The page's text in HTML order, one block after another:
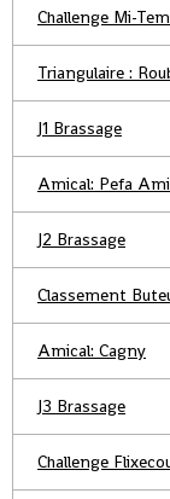
Challenge Mi-
Triangulaire :
J1 Brassage
Amical: Pefa
J2 Brassage
Classement
Amical: Cagny
J3 Brassage
Challenge